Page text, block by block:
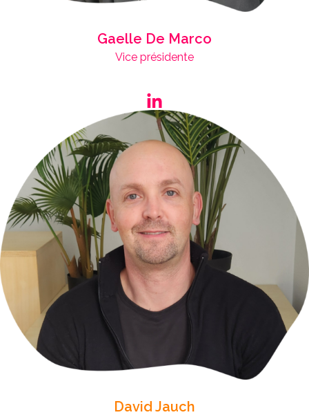
Gaelle De Marco
Vice présidente
David Jauch